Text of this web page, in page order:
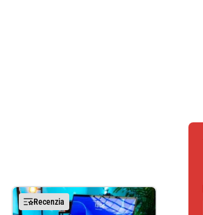
Recenzia